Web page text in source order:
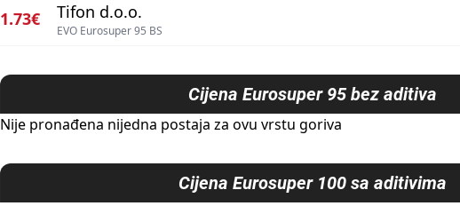
1.73€ Tifon d.o.o.
EVO Eurosuper 95 BS
Cijena Eurosuper 95 bez aditiva
Nije pronađena nijedna postaja za ovu vrstu goriva
Cijena Eurosuper 100 sa aditivima